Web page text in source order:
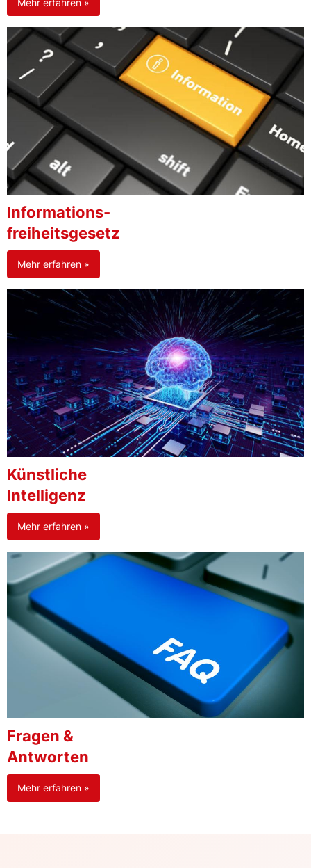
Informations-
freiheitsgesetz
Mehr erfahren »
Künstliche
Intelligenz
Mehr erfahren »
Fragen &
Antworten
Mehr erfahren »